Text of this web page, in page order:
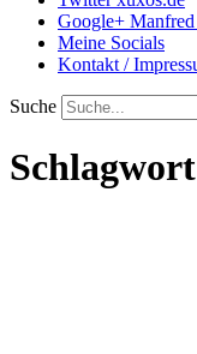
Google+
Meine Socials
Kontakt /
Suche